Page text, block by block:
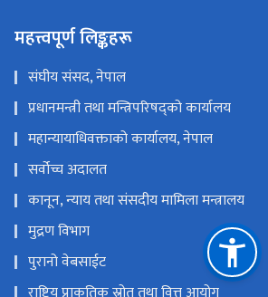
महत्त्वपूर्ण लिङ्कहरू
संघीय संसद, नेपाल
प्रधानमन्त्री तथा मन्त्रिपरिषद्को कार्यालय
महान्यायाधिवक्ताको कार्यालय, नेपाल
सर्वोच्च अदालत
कानून, न्याय तथा संसदीय मामिला मन्त्रालय
मुद्रण विभाग
पुरानो वेबसाईट